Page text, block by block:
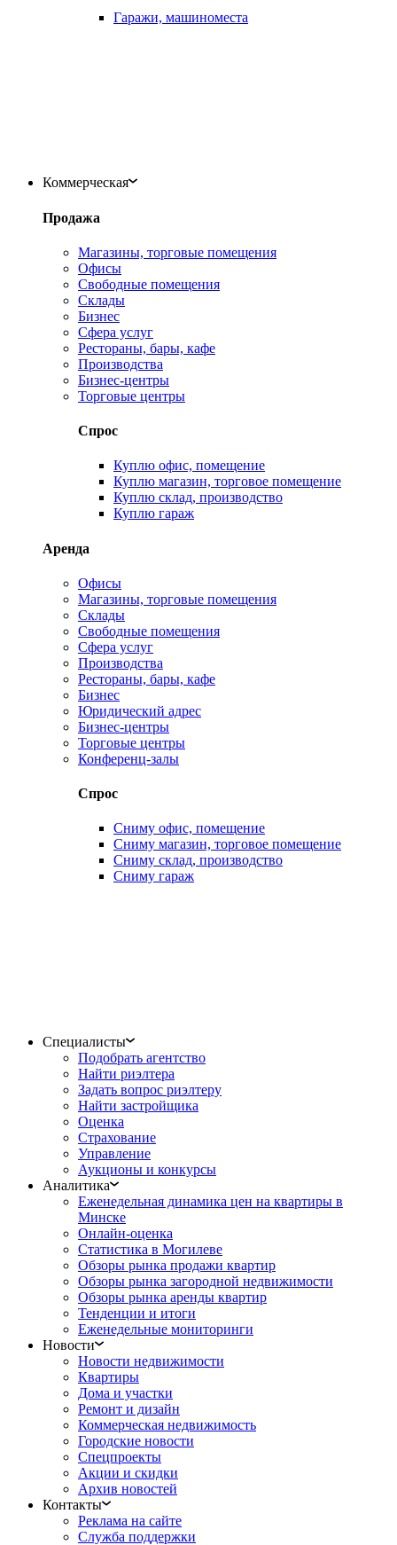
Гаражи, машиноместа
Коммерческая
Продажа
Магазины, торговые помещения
Офисы
Свободные помещения
Склады
Бизнес
Сфера услуг
Рестораны, бары, кафе
Производства
Бизнес-центры
Торговые центры
Спрос
Куплю офис, помещение
Куплю магазин, торговое помещение
Куплю склад, производство
Куплю гараж
Аренда
Офисы
Магазины, торговые помещения
Склады
Свободные помещения
Сфера услуг
Производства
Рестораны, бары, кафе
Бизнес
Юридический адрес
Бизнес-центры
Торговые центры
Конференц-залы
Спрос
Сниму офис, помещение
Сниму магазин, торговое помещение
Сниму склад, производство
Сниму гараж
Специалисты
Подобрать агентство
Найти риэлтера
Задать вопрос риэлтеру
Найти застройщика
Оценка
Страхование
Управление
Аукционы и конкурсы
Аналитика
Еженедельная динамика цен на квартиры в
Минске
Онлайн-оценка
Статистика в Могилеве
Обзоры рынка продажи квартир
Обзоры рынка загородной недвижимости
Обзоры рынка аренды квартир
Тенденции и итоги
Еженедельные мониторинги
Новости
Новости недвижимости
Квартиры
Дома и участки
Ремонт и дизайн
Коммерческая недвижимость
Городские новости
Спецпроекты
Акции и скидки
Архив новостей
Контакты
Реклама на сайте
Служба поддержки